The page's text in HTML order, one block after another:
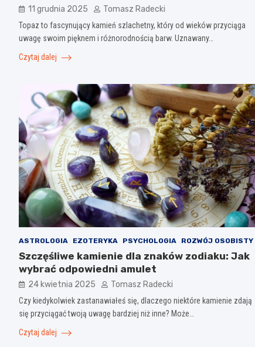
11 grudnia 2025 Tomasz Radecki
Topaz to fascynujący kamień szlachetny, który od wieków przyciąga
uwagę swoim pięknem i różnorodnością barw. Uznawany…
Czytaj dalej
ASTROLOGIA EZOTERYKA PSYCHOLOGIA ROZWÓJ OSOBISTY
Szczęśliwe kamienie dla znaków zodiaku: Jak
wybrać odpowiedni amulet
24 kwietnia 2025 Tomasz Radecki
Czy kiedykolwiek zastanawiałeś się, dlaczego niektóre kamienie zdają
się przyciągać twoją uwagę bardziej niż inne? Może…
Czytaj dalej